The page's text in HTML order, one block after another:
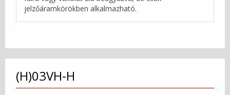
jelzőáramkörökben alkalmazható.
(H)03VH-H